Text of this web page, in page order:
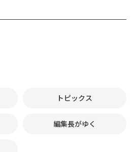
トピックス
編集長がゆく